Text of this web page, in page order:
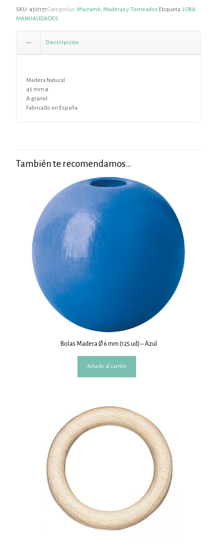
SKU: 450177Categorías: Macramé, Maderas y Torneados Etiqueta: LOBA
MANUALIDADES
Descripción
Madera Natural
45 mm ø
A granel
Fabricado en España
También te recomendamos…
Bolas Madera Ø 6 mm (125 ud) – Azul
Añadir al carrito